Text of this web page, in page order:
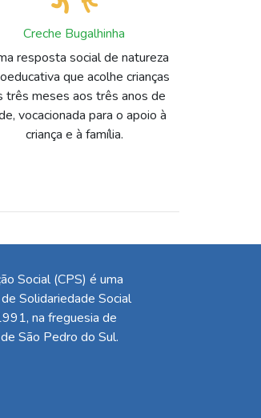
Creche Bugalhinha
resposta social de natureza
que acolhe crianças
três meses aos três anos de
vocacionada para o apoio à
criança e à família.
Social (CPS) é uma
Solidariedade Social
na freguesia de
São Pedro do Sul.